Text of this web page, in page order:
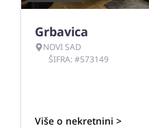
Grbavica
NOVI SAD
ŠIFRA: #573149
Više o nekretnini >